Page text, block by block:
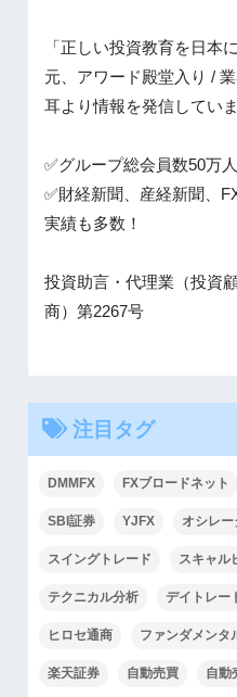
「正しい投資教育を日本
元、アワード殿堂入り /
耳より情報を発信していま
✅グループ総会員数50万
✅財経新聞、産経新聞、
実績も多数！
投資助言・代理業（投資
商）第2267号
注目タグ
DMMFX FXブロードネット
SBI証券 YJFX オシレ
スイングトレード スキャル
テクニカル分析 デイトレー
ヒロセ通商 ファンダメンタ
楽天証券 自動売買 自動